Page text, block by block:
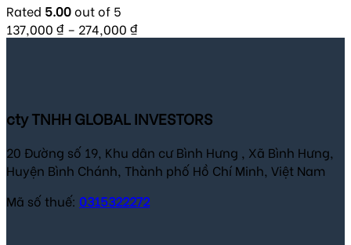
Rated 5.00out of 5
137,000 ₫ – 274,000 ₫
cty TNHH GLOBAL INVESTORS
20 Đường số 19, Khu dân cư Bình Hưng , Xã Bình Hưng,
Huyện Bình Chánh, Thành phố Hồ Chí Minh, Việt Nam
Mã số thuế: 0315322272